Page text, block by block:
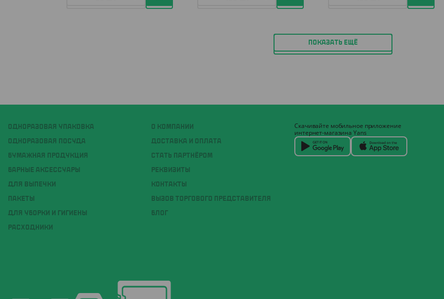
ПОКАЗАТЬ ЕЩЁ
ОДНОРАЗОВАЯ УПАКОВКА
ОДНОРАЗОВАЯ ПОСУДА
БУМАЖНАЯ ПРОДУКЦИЯ
БАРНЫЕ АКСЕССУАРЫ
ДЛЯ ВЫПЕЧКИ
ПАКЕТЫ
ДЛЯ УБОРКИ И ГИГИЕНЫ
РАСХОДНИКИ
О КОМПАНИИ
ДОСТАВКА И ОПЛАТА
СТАТЬ ПАРТНЁРОМ
РЕКВИЗИТЫ
КОНТАКТЫ
ВЫЗОВ ТОРГОВОГО ПРЕДСТАВИТЕЛЯ
БЛОГ
Скачивайте мобильное приложение
интернет-магазина Yans